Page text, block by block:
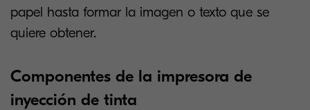
papel hasta formar la imagen o texto que se
quiere obtener.
Componentes de la impresora de
inyección de tinta